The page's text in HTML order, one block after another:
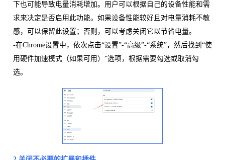
下也可能导致电量消耗增加。用户可以根据自己的设备性能和需
求来决定是否启用此功能。如果设备性能较好且对电量消耗不敏
感，可以保留此设置；否则，可以考虑关闭它以节省电量。
-在Chrome设置中，依次点击“设置”-“高级”-“系统”，然后找到“使
用硬件加速模式（如果可用）”选项，根据需要勾选或取消勾
选。